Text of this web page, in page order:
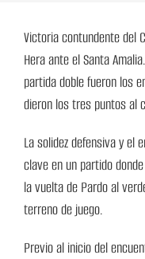
Victoria contundente del
Hera ante el Santa
partida doble fueron los
dieron los tres puntos al
La solidez defensiva y el
clave en un partido
la vuelta de Pardo al
terreno de juego.
Previo al inicio del